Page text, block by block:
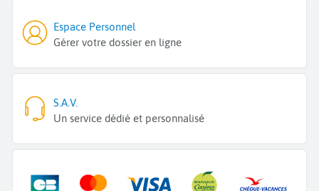
Espace Personnel
Gérer votre dossier en ligne
S.A.V.
Un service dédié et personnalisé